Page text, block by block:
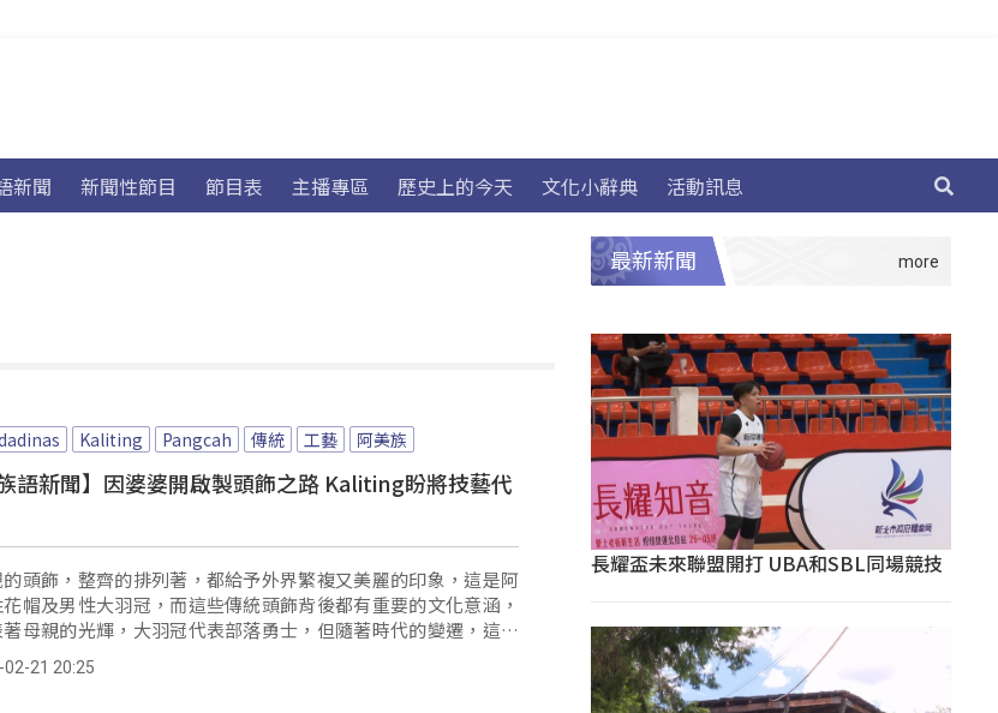
新聞 新聞性節目 節目表 主播專區 歷史上的今天 文化小辭典 活動訊息
Kaliting Pangcah 傳統 工藝 阿美族
族語新聞】因婆婆開啟製頭飾之路 Kaliting盼將技藝代
頭飾，整齊的排列著，都給予外界繁複又美麗的印象，這是阿
帽及男性大羽冠，而這些傳統頭飾背後都有重要的文化意涵，
母親的光輝，大羽冠代表部落勇士，但隨著時代的變遷，這些
慢減少。
02-21 20:25
最新新聞
長耀盃未來聯盟開打 UBA和SBL同場競技